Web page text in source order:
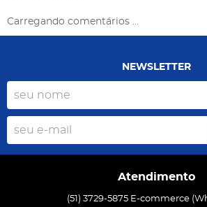
Carregando comentários ...
NEWSLETTER
Atendimento
(51) 3729-5875 E-commerce